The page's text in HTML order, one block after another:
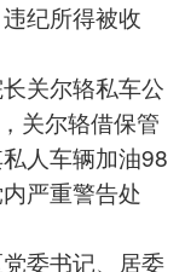
纪所得被收
关尔辂私车公
关尔辂借保管
人车辆加油98
严重警告处
委书记、居委